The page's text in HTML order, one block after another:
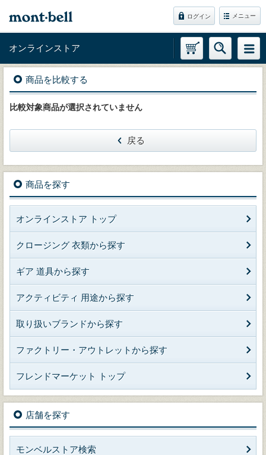
ログイン メニュー
オンラインストア
商品を比較する
比較対象商品が選択されていません
戻る
商品を探す
オンラインストア トップ
クロージング 衣類から探す
ギア 道具から探す
アクティビティ 用途から探す
取り扱いブランドから探す
ファクトリー・アウトレットから探す
フレンドマーケット トップ
店舗を探す
モンベルストア検索